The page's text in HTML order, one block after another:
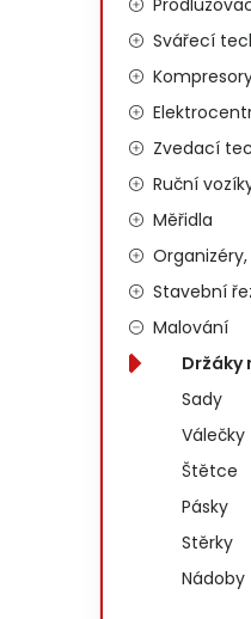
Svářecí
Zvedací
Ruční
Měřidla
Stavební
Malování
Držáky
Sady
Válečky
Štětce
Pásky
Stěrky
Nádoby